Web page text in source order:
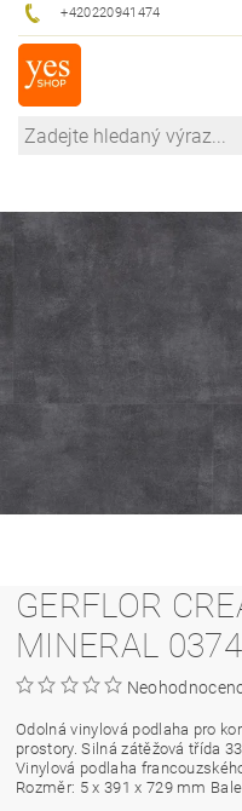
+420220941474
GERFLOR
MINERAL
Odolná vinylová podlaha pro
prostory. Silná zátěžová třída
Vinylová podlaha
Rozměr: 5 x 391 x 729 mm